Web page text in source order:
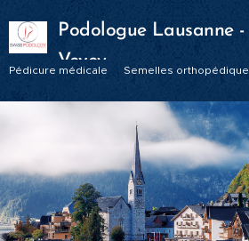
Podologue Lausanne -
Vevey
Pédicure médicale Semelles